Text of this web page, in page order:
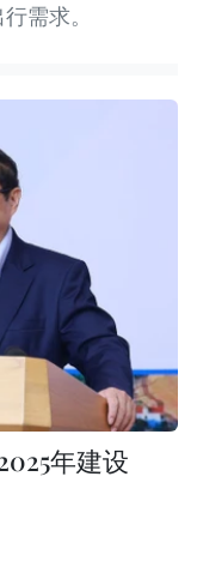
需求。
年建设